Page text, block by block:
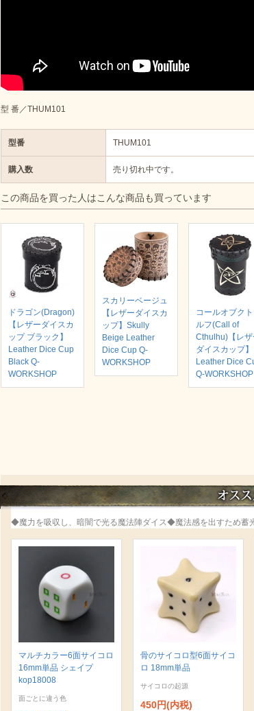
型 番／THUM101
型番 THUM101
購入数 売り切れ中です。
この商品を買った人はこんな商品も買っています
ドラゴン(Dragon)
【レザーダイスカ
ップ ブラック】
Leather Dice Cup
Black Q-
WORKSHOP
スカリーベージュ
【レザーダイスカ
ップ】Skully
Beige Leather
Dice Cup Q-
WORKSHOP
コールオブクト
ルフ(Call of
Cthulhu)【レザ
ダイスカップ】
Leather Dice
Q-WORKSHOP
◆魔力を吸収し、暗闇で光る魔法陣ダイス◆魔法感を出すため蓄
マルチカラー6面サイコロ
16mm単品 シェイプ
kop18008
面ごとに違う色
骨のサイコロ型6面サイコ
ロ 18mm単品
サイコロの起源
450円(内税)